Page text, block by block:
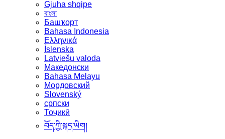
Gjuha shqipe
বাংলা
Башҡорт
Bahasa Indonesia
Ελληνικά
Íslenska
Latviešu valoda
Македонски
Bahasa Melayu
Мордовский
Slovenský
српски
Тоҷикӣ
བོད་ཀྱི་སྐད་ཡིག།